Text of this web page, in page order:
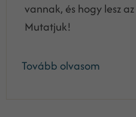
vannak, és hogy lesz
Mutatjuk!
Tovább olvasom